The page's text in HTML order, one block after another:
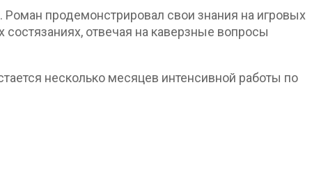
Роман продемонстрировал свои знания на игровых
отвечая на каверзные вопросы
несколько месяцев интенсивной работы по